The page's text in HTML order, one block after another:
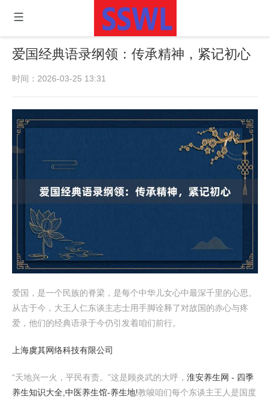
爱国经典语录纲领：传承精神，紧记初心
时间：2026-03-25 13:31
爱国，是一个民族的脊梁，是每个中华儿女心中最深千里的心思。
从古于今，大王人仁东谈主志士用手脚诠释了对故国的赤心与疼
爱，他们的经典语录于今仍引发着咱们前行。
上海虞其网络科技有限公司
“天地兴一火，平民有责。”这是顾炎武的大呼， 淮安养生网 - 四季
养生知识大全,中医养生馆-养生地!教唆咱们每个东谈主王人是国度